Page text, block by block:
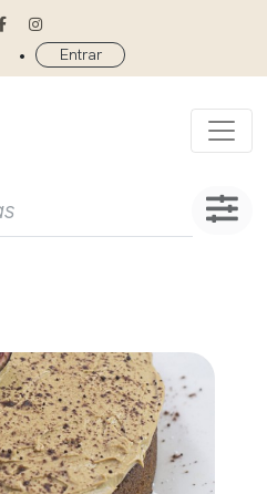
• Entrar